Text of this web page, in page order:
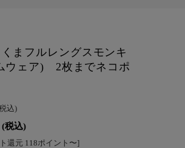
まフルレングスモンキ
ウェア) 2枚までネコポ
込)
(税込)
還元 118ポイント〜]